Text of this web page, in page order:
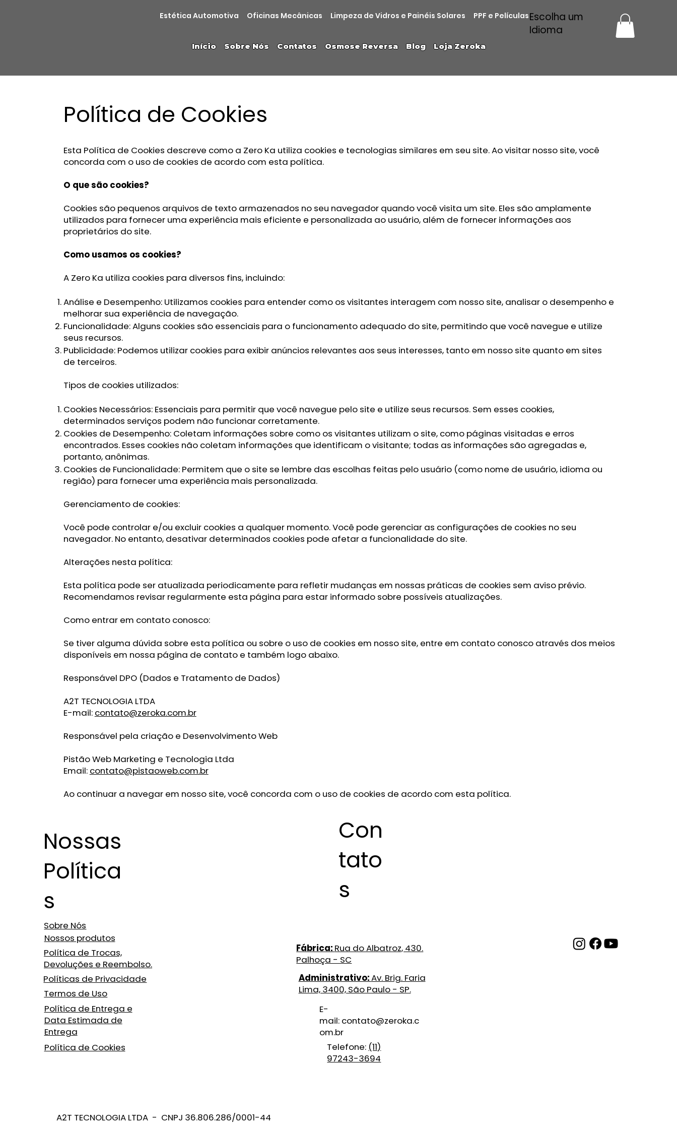
Estética Automotiva Oficinas Mecânicas Limpeza de Vidros e Painéis Solares PPF e PelículasEscolha um
Idioma
Início Sobre Nós Contatos Osmose Reversa Blog Loja Zeroka
Esta Política de Cookies descreve como a Zero Ka utiliza cookies e tecnologias similares em seu site. Ao visitar nosso site, você
concorda com o uso de cookies de acordo com esta política.
O que são cookies?
Cookies são pequenos arquivos de texto armazenados no seu navegador quando você visita um site. Eles são amplamente
utilizados para fornecer uma experiência mais eficiente e personalizada ao usuário, além de fornecer informações aos
proprietários do site.
Como usamos os cookies?
A Zero Ka utiliza cookies para diversos fins, incluindo:
Análise e Desempenho: Utilizamos cookies para entender como os visitantes interagem com nosso site, analisar o desempenho e
melhorar sua experiência de navegação.
Funcionalidade: Alguns cookies são essenciais para o funcionamento adequado do site, permitindo que você navegue e utilize
seus recursos.
Publicidade: Podemos utilizar cookies para exibir anúncios relevantes aos seus interesses, tanto em nosso site quanto em sites
de terceiros.
Tipos de cookies utilizados:
Cookies Necessários: Essenciais para permitir que você navegue pelo site e utilize seus recursos. Sem esses cookies,
determinados serviços podem não funcionar corretamente.
Cookies de Desempenho: Coletam informações sobre como os visitantes utilizam o site, como páginas visitadas e erros
encontrados. Esses cookies não coletam informações que identificam o visitante; todas as informações são agregadas e,
portanto, anônimas.
Cookies de Funcionalidade: Permitem que o site se lembre das escolhas feitas pelo usuário (como nome de usuário, idioma ou
região) para fornecer uma experiência mais personalizada.
Gerenciamento de cookies:
Você pode controlar e/ou excluir cookies a qualquer momento. Você pode gerenciar as configurações de cookies no seu
navegador. No entanto, desativar determinados cookies pode afetar a funcionalidade do site.
Alterações nesta política:
Esta política pode ser atualizada periodicamente para refletir mudanças em nossas práticas de cookies sem aviso prévio.
Recomendamos revisar regularmente esta página para estar informado sobre possíveis atualizações.
Como entrar em contato conosco:
Se tiver alguma dúvida sobre esta política ou sobre o uso de cookies em nosso site, entre em contato conosco através dos meios
disponíveis em nossa página de contato e também logo abaixo.
Responsável DPO (Dados e Tratamento de Dados)
A2T TECNOLOGIA LTDA
E-mail: contato@zeroka.com.br
Responsável pela criação e Desenvolvimento Web
Pistão Web Marketing e Tecnologia Ltda
Email: contato@pistaoweb.com.br
Ao continuar a navegar em nosso site, você concorda com o uso de cookies de acordo com esta política.
Política de Cookies
A2T TECNOLOGIA LTDA - CNPJ 36.806.286/0001-44
Nossas
Política
s
Nossos produtos
Sobre Nós
Política de Trocas,
Devoluções e Reembolso.
Políticas de Privacidade
Política de Entrega e
Data Estimada de
Entrega
Política de Cookies
Termos de Uso
Con
tato
s
Fábrica: Rua do Albatroz, 430.
Palhoça - SC
Administrativo:Av. Brig. Faria
Lima, 3400, São Paulo - SP.
E-
mail: contato@zeroka.c
om.br
Telefone: (11)
97243-3694